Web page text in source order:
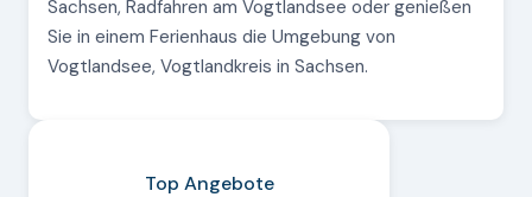
Sachsen, Radfahren am Vogtlandsee oder genießen
Sie in einem Ferienhaus die Umgebung von
Vogtlandsee, Vogtlandkreis in Sachsen.
Top Angebote